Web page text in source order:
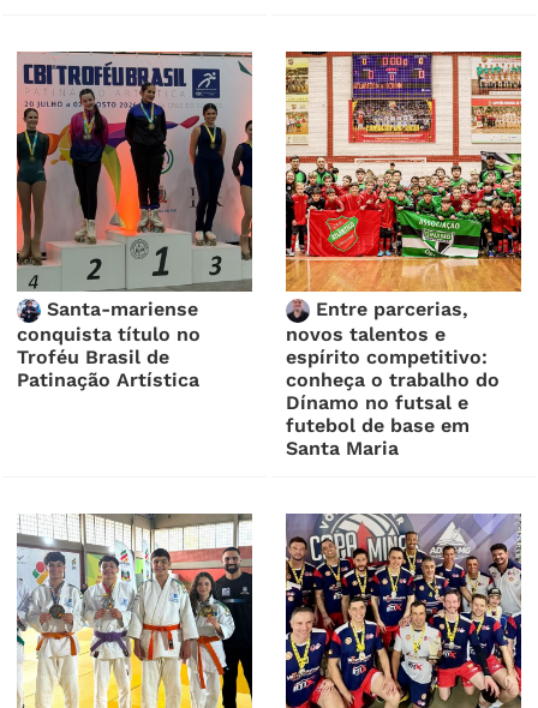
Santa-mariense
conquista título no
Troféu Brasil de
Patinação Artística
Entre parcerias,
novos talentos e
espírito competitivo:
conheça o trabalho do
Dínamo no futsal e
futebol de base em
Santa Maria